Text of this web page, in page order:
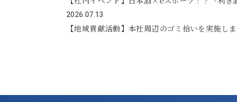
2026.07.13
【地域貢献活動】本社周辺のゴミ拾いを実施しま